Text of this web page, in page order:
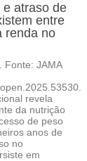
e atraso de
entre
renda no
Fonte: JAMA
revela
da nutrição
de peso
anos de
no
em